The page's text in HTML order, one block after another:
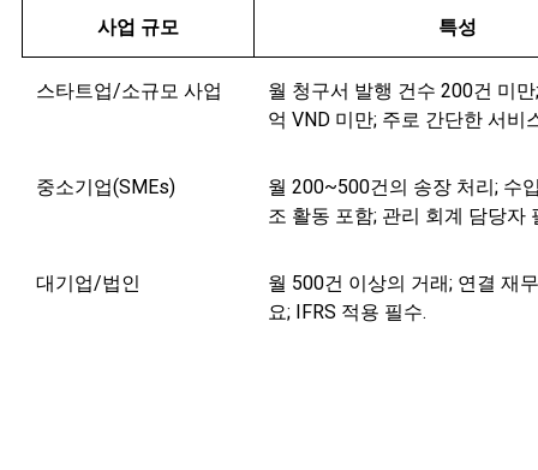
사업 규모 특성
스타트업/소규모 사업
월 청구서 발행 건수 200건 미
억 VND 미만; 주로 간단한 서비
중소기업(SMEs)
월 200~500건의 송장 처리; 수
조 활동 포함; 관리 회계 담당자
대기업/법인
월 500건 이상의 거래; 연결 재
요; IFRS 적용 필수.